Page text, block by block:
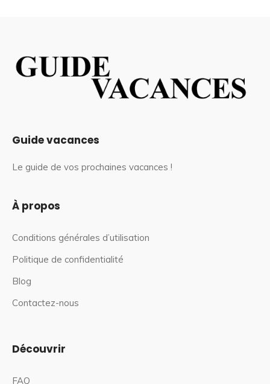
Guide vacances
Le guide de vos prochaines vacances !
À propos
Conditions générales d’utilisation
Politique de confidentialité
Blog
Contactez-nous
Découvrir
FAQ